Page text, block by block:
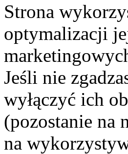
Strona
optymalizacji
Jeśli nie
wyłączyć ich
(pozostanie na
na